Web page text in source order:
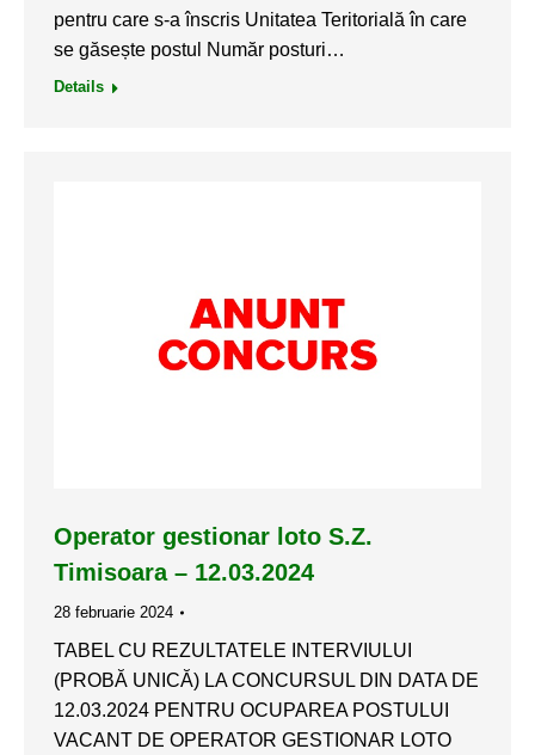
pentru care s-a înscris Unitatea Teritorială în care
se găsește postul Număr posturi…
Details
Operator gestionar loto S.Z.
Timisoara – 12.03.2024
28 februarie 2024
TABEL CU REZULTATELE INTERVIULUI
(PROBĂ UNICĂ) LA CONCURSUL DIN DATA DE
12.03.2024 PENTRU OCUPAREA POSTULUI
VACANT DE OPERATOR GESTIONAR LOTO